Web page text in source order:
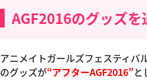
AGF2016のグッズを
アニメイトガールズフェスティバ
のグッズが“アフターAGF2016”と